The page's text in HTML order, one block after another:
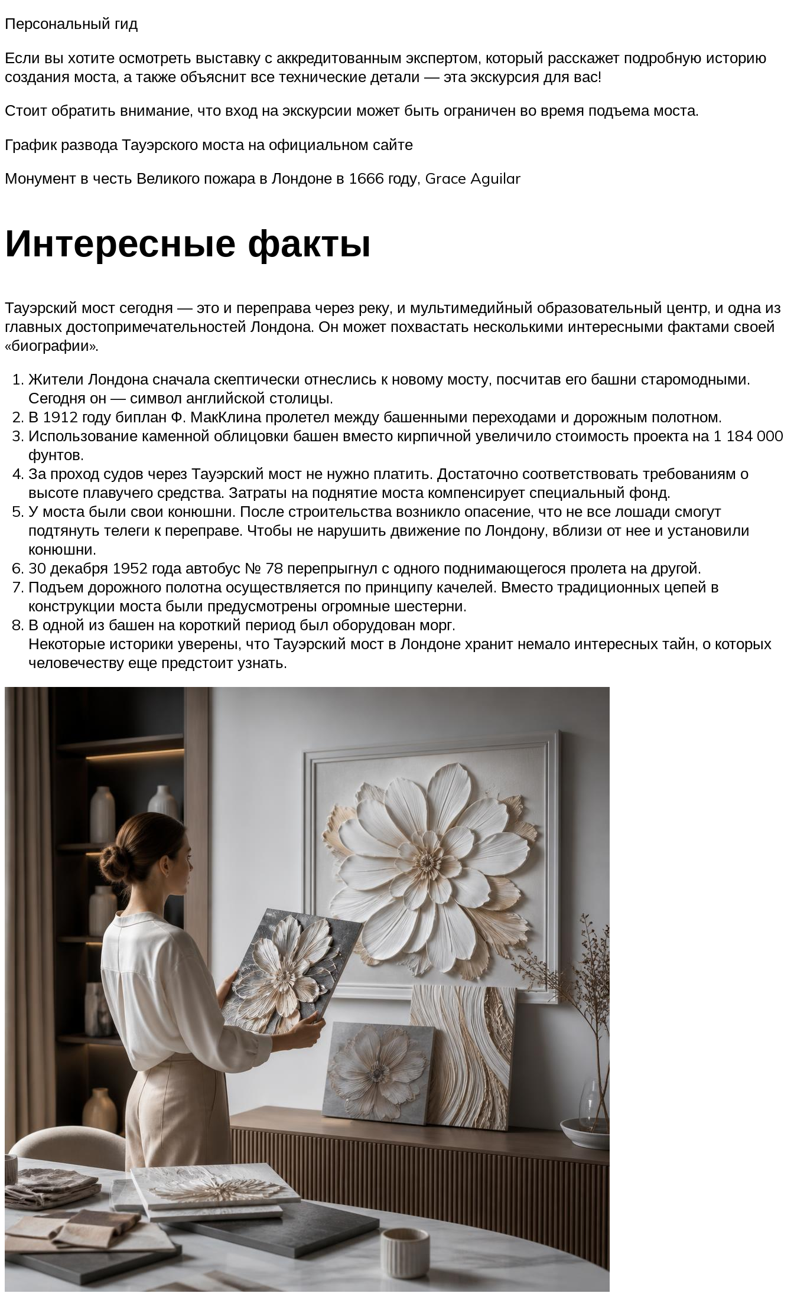
Персональный гид
Если вы хотите осмотреть выставку с аккредитованным экспертом, который расскажет подробную историю
создания моста, а также объяснит все технические детали — эта экскурсия для вас!
Стоит обратить внимание, что вход на экскурсии может быть ограничен во время подъема моста.
График развода Тауэрского моста на официальном сайте
Монумент в честь Великого пожара в Лондоне в 1666 году, Grace Aguilar
Интересные факты
Тауэрский мост сегодня — это и переправа через реку, и мультимедийный образовательный центр, и одна из
главных достопримечательностей Лондона. Он может похвастать несколькими интересными фактами своей
«биографии».
Жители Лондона сначала скептически отнеслись к новому мосту, посчитав его башни старомодными.
Сегодня он — символ английской столицы.
В 1912 году биплан Ф. МакКлина пролетел между башенными переходами и дорожным полотном.
Использование каменной облицовки башен вместо кирпичной увеличило стоимость проекта на 1 184 000
фунтов.
За проход судов через Тауэрский мост не нужно платить. Достаточно соответствовать требованиям о
высоте плавучего средства. Затраты на поднятие моста компенсирует специальный фонд.
У моста были свои конюшни. После строительства возникло опасение, что не все лошади смогут
подтянуть телеги к переправе. Чтобы не нарушить движение по Лондону, вблизи от нее и установили
конюшни.
30 декабря 1952 года автобус № 78 перепрыгнул с одного поднимающегося пролета на другой.
Подъем дорожного полотна осуществляется по принципу качелей. Вместо традиционных цепей в
конструкции моста были предусмотрены огромные шестерни.
В одной из башен на короткий период был оборудован морг.
Некоторые историки уверены, что Тауэрский мост в Лондоне хранит немало интересных тайн, о которых
человечеству еще предстоит узнать.